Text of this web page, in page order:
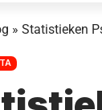
» Statistieken